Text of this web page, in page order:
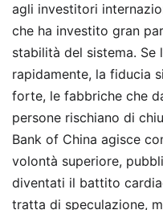
agli investitori
che ha investito gran
stabilità del sistema.
rapidamente, la fiducia
forte, le fabbriche che
persone rischiano di
Bank of China agisce
volontà superiore,
diventati il battito
tratta di speculazione,